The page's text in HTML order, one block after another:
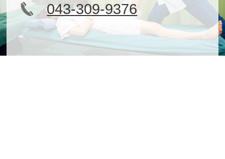
043-309-9376